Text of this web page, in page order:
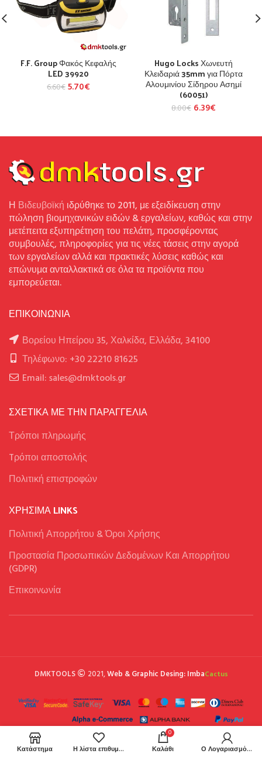
F.F. Group Φακός Κεφαλής
LED 39920
6.60€5.70€
Hugo Locks Χωνευτή
Κλειδαριά 35mm για Πόρτα
Αλουμινίου Σίδηρου Ασημί
(60051)
8.00€ 6.39€
Η Βιδευβοϊκή ιδρύθηκε το 2011, με εξειδίκευση στην
πώληση βιομηχανικών ειδών & εργαλείων, καθώς και στην
μετέπειτα εξυπηρέτηση του πελάτη, προσφέροντας
συμβουλές, πληροφορίες για τις νέες τάσεις στην αγορά
των εργαλείων αλλά και πρακτικές λύσεις καθώς και
επώνυμα ανταλλακτικά σε όλα τα προϊόντα που
εμπορεύεται.
ΕΠΙΚΟΙΝΩΝΙΑ
Βορείου Ηπείρου 35, Χαλκίδα, Ελλάδα, 34100
Τηλέφωνο: +30 22210 81625
Email: sales@dmktools.gr
ΣΧΕΤΙΚΑ ΜΕ ΤΗΝ ΠΑΡΑΓΓΕΛΙΑ
Τρόποι πληρωμής
Tρόποι αποστολής
Πολιτική επιστροφών
ΧΡΉΣΙΜΑ LINKS
Πολιτική Απορρήτου & Όροι Χρήσης
Προστασία Προσωπικών Δεδομένων Και Απορρήτου
(GDPR)
Επικοινωνία
DMKTOOLS 2021,Web & Graphic Desing: ImbaCactus
Κατάστημα Η λίστα επιθυμιών μου
0
Καλάθι Ο Λογαριασμός μου